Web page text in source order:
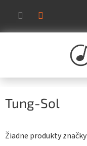
obsah
Tung-Sol
Žiadne produkty značky